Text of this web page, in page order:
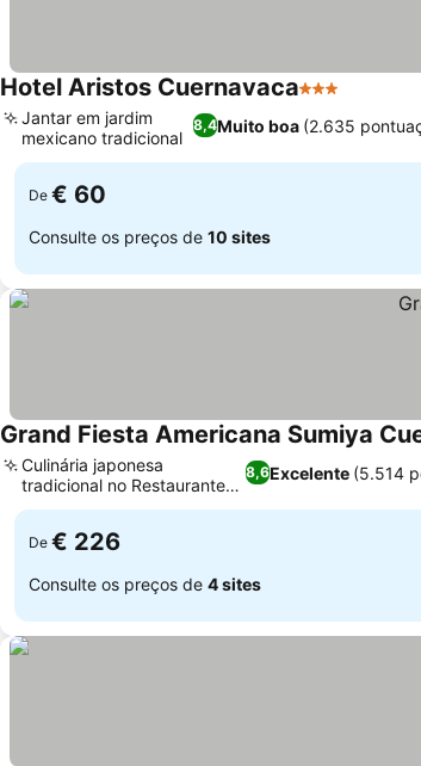
Hotel Aristos Cuernavaca3 Estrelas
8,4Muito boa (2.635
Jantar em jardim
mexicano tradicional
De € 60
Consulte os preços de 10 sites
Grand Fiesta Americana Sumiya
8,6Excelente (5.514
Culinária japonesa
tradicional no Restaurante
Sumiya
De € 226
Consulte os preços de 4 sites